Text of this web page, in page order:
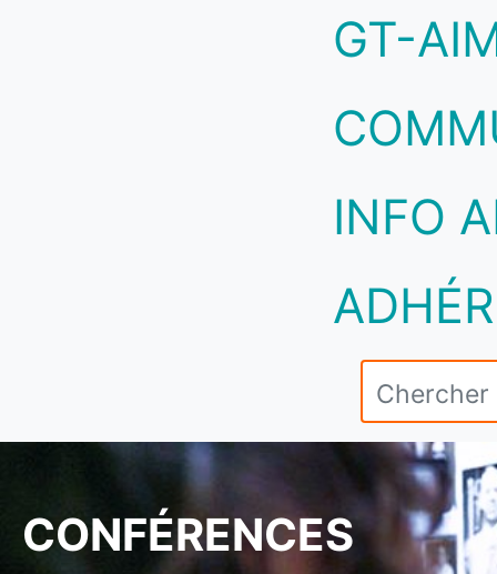
GT-
INFO
CONFÉRENCES